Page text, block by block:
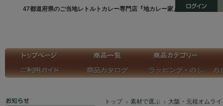
47都道府県のご当地レトルトカレー専門店『地カレー家』
トップ 素材で選ぶ 大阪・元祖オムラ